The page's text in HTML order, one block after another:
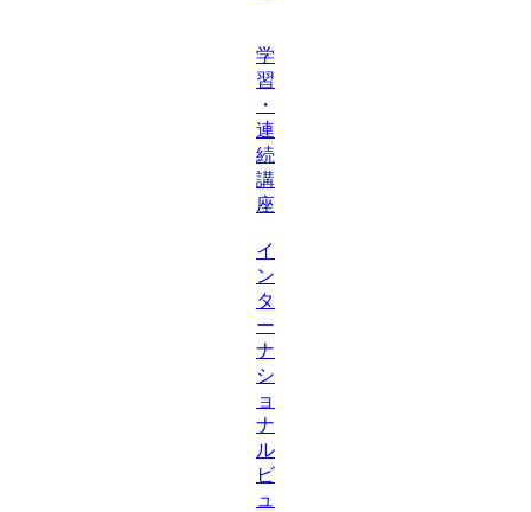
学
習
・
連
続
講
座
イ
ン
タ
ー
ナ
シ
ョ
ナ
ル
ビ
ュ